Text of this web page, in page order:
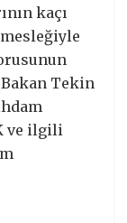
kaçı
Tekin
ve ilgili